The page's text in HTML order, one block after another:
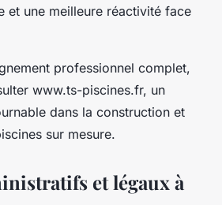
et une meilleure réactivité face
professionnel complet,
www.ts-piscines.fr, un
dans la construction et
sur mesure.
et légaux à